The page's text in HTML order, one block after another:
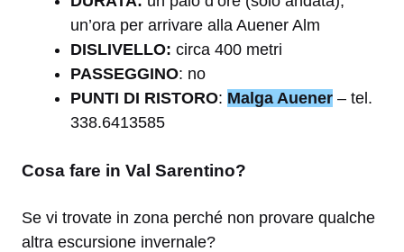
un’ora per arrivare alla Auener Alm
DISLIVELLO: circa 400 metri
PASSEGGINO: no
PUNTI DI RISTORO: Malga Auener – tel.
338.6413585
Cosa fare in Val Sarentino?
Se vi trovate in zona perché non provare qualche
altra escursione invernale?